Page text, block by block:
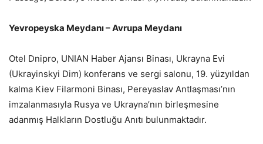
Yevropeyska Meydanı – Avrupa Meydanı
Otel Dnipro, UNIAN Haber Ajansı Binası, Ukrayna Evi
(Ukrayinskyi Dim) konferans ve sergi salonu, 19. yüzyıldan
kalma Kiev Filarmoni Binası, Pereyaslav Antlaşması’nın
imzalanmasıyla Rusya ve Ukrayna’nın birleşmesine
adanmış Halkların Dostluğu Anıtı bulunmaktadır.